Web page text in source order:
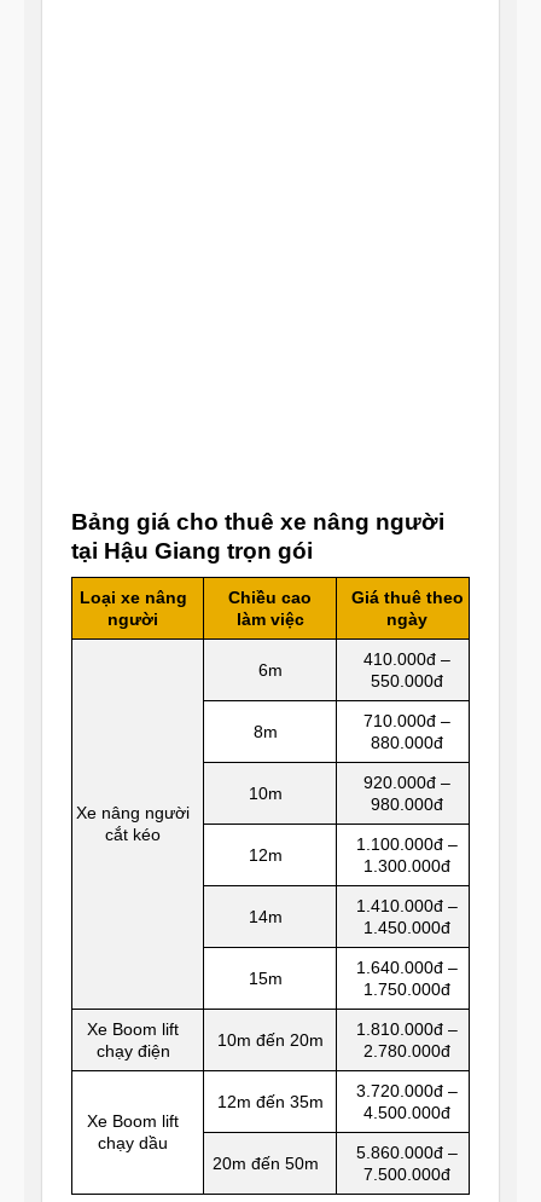
Bảng giá cho thuê xe nâng người
tại Hậu Giang trọn gói
Loại xe nâng
người
Chiều cao
làm việc
Giá thuê theo
ngày
Xe nâng người
cắt kéo
6m
410.000đ –
550.000đ
8m
710.000đ –
880.000đ
10m
920.000đ –
980.000đ
12m
1.100.000đ –
1.300.000đ
14m
1.410.000đ –
1.450.000đ
15m
1.640.000đ –
1.750.000đ
Xe Boom lift
chạy điện
10m đến 20m
1.810.000đ –
2.780.000đ
Xe Boom lift
chạy dầu
12m đến 35m
3.720.000đ –
4.500.000đ
20m đến 50m
5.860.000đ –
7.500.000đ